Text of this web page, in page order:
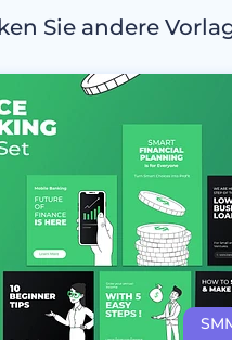
Sie andere